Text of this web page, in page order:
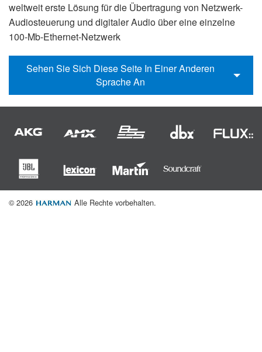
weltweit erste Lösung für die Übertragung von Netzwerk-
Audiosteuerung und digitaler Audio über eine einzelne
100-Mb-Ethernet-Netzwerk
Sehen Sie Sich Diese Seite In Einer Anderen
Sprache An
© 2026 Alle Rechte vorbehalten.